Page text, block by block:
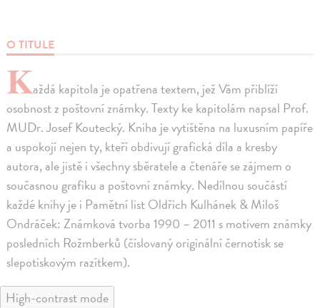
O TITULE
Každá kapitola je opatřena textem, jež Vám přiblíží
osobnost z poštovní známky. Texty ke kapitolám napsal Prof.
MUDr. Josef Koutecký. Kniha je vytištěna na luxusním papíře
a uspokojí nejen ty, kteří obdivují grafická díla a kresby
autora, ale jistě i všechny sběratele a čtenáře se zájmem o
současnou grafiku a poštovní známky. Nedílnou součástí
každé knihy je i Pamětní list Oldřich Kulhánek & Miloš
Ondráček: Známková tvorba 1990 – 2011 s motivem známky
posledních Rožmberků (číslovaný originální černotisk se
slepotiskovým razítkem).
High-contrast mode